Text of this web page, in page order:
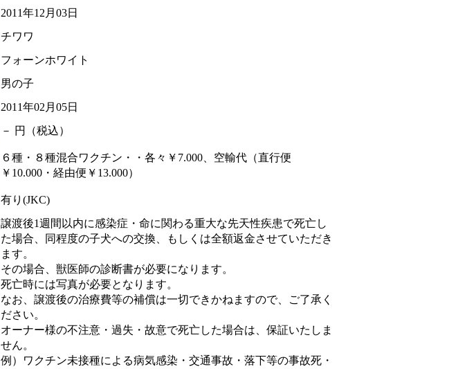
2011年12月03日
チワワ
フォーンホワイト
男の子
2011年02月05日
－ 円（税込）
６種・８種混合ワクチン・・各々￥7.000、空輸代（直行便
￥10.000・経由便￥13.000）
有り(JKC)
譲渡後1週間以内に感染症・命に関わる重大な先天性疾患で死亡し
た場合、同程度の子犬への交換、もしくは全額返金させていただき
ます。
その場合、獣医師の診断書が必要になります。
死亡時には写真が必要となります。
なお、譲渡後の治療費等の補償は一切できかねますので、ご了承く
ださい。
オーナー様の不注意・過失・故意で死亡した場合は、保証いたしま
せん。
例）ワクチン未接種による病気感染・交通事故・落下等の事故死・